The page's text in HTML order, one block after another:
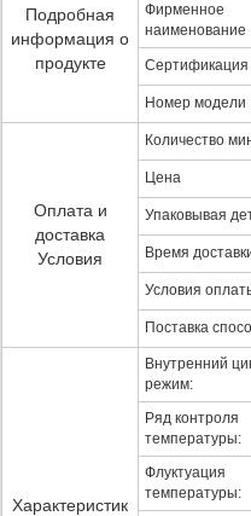
Подробная
информация о
продукте
Фирменное
наименование
Сертификация
Номер модели
Оплата и
доставка
Условия
Количество
Цена
Упаковывая
Время
Условия
Поставка
Характеристик
Внутренний
режим:
Ряд контроля
температуры:
Флуктуация
температуры: